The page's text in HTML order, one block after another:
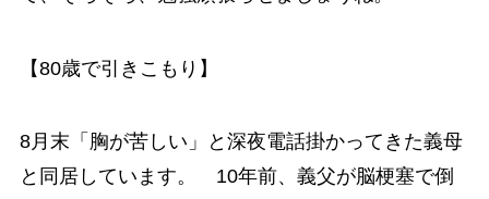
【80歳で引きこもり】
8月末「胸が苦しい」と深夜電話掛かってきた義母
と同居しています。 10年前、義父が脳梗塞で倒